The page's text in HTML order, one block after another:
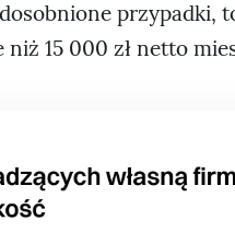
przypadki,
15 000 zł netto